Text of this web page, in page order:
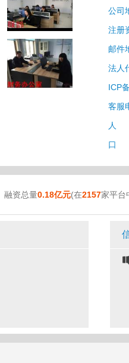
公司
注册
邮件
法人
ICP
客服
人
口
融资总量0.18亿元(在2157家平台